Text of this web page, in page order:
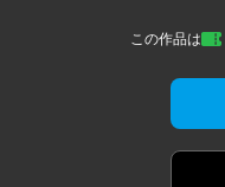
この作品は